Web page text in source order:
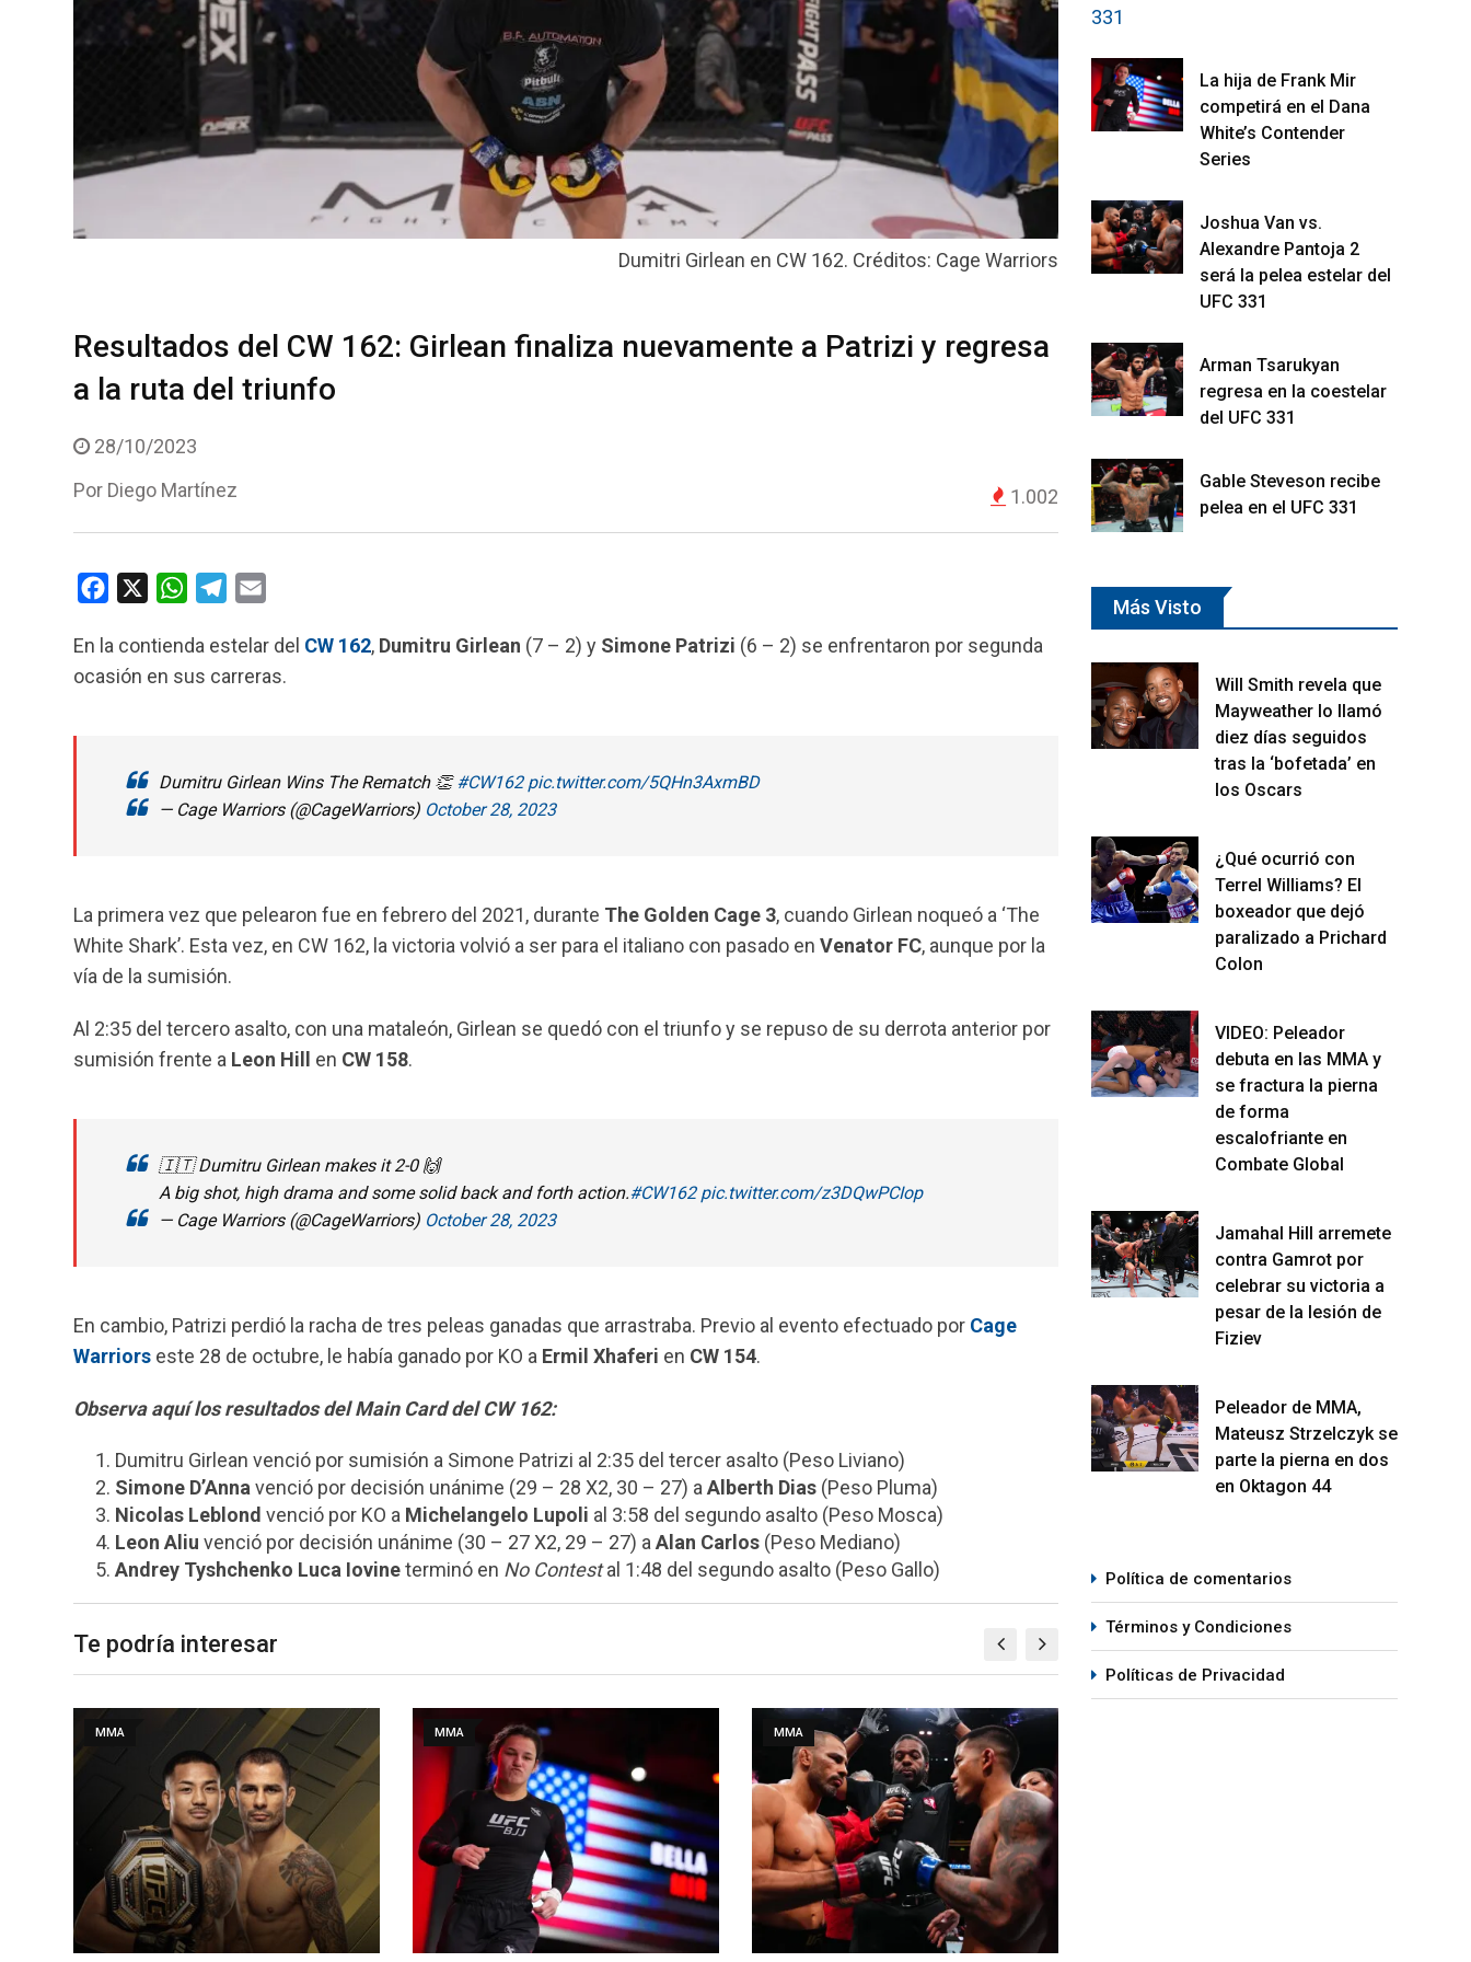
Dumitri Girlean en CW 162. Créditos: Cage Warriors
Resultados del CW 162: Girlean finaliza nuevamente a Patrizi y regresa
a la ruta del triunfo
28/10/2023
Por Diego Martínez 1.002
c
e
W
a
t
p
l
e
a
m
a
i
En la contienda estelar del CW 162, Dumitru Girlean (7 – 2) y Simone Patrizi (6 – 2) se enfrentaron por segunda
ocasión en sus carreras.
Dumitru Girlean Wins The Rematch 👏#CW162 pic.twitter.com/5QHn3AxmBD
— Cage Warriors (@CageWarriors) October 28, 2023
La primera vez que pelearon fue en febrero del 2021, durante The Golden Cage 3, cuando Girlean noqueó a ‘The
White Shark’. Esta vez, en CW 162, la victoria volvió a ser para el italiano con pasado en Venator FC, aunque por la
vía de la sumisión.
Al 2:35 del tercero asalto, con una mataleón, Girlean se quedó con el triunfo y se repuso de su derrota anterior por
sumisión frente a Leon Hill en CW 158.
🇮🇹 Dumitru Girlean makes it 2-0 🙌
A big shot, high drama and some solid back and forth action.#CW162 pic.twitter.com/z3DQwPCIop
— Cage Warriors (@CageWarriors) October 28, 2023
En cambio, Patrizi perdió la racha de tres peleas ganadas que arrastraba. Previo al evento efectuado por Cage
Warriors este 28 de octubre, le había ganado por KO a Ermil Xhaferi en CW 154.
Observa aquí los resultados del Main Card del CW 162:
Dumitru Girlean venció por sumisión a Simone Patrizi al 2:35 del tercer asalto (Peso Liviano)
Simone D’Anna venció por decisión unánime (29 – 28 X2, 30 – 27) a Alberth Dias (Peso Pluma)
Nicolas Leblond venció por KO a Michelangelo Lupoli al 3:58 del segundo asalto (Peso Mosca)
Leon Aliu venció por decisión unánime (30 – 27 X2, 29 – 27) a Alan Carlos (Peso Mediano)
Andrey Tyshchenko Luca Iovineterminó en No Contestal 1:48 del segundo asalto (Peso Gallo)
Te podría interesar
MMA MMA MMA
La hija de Frank Mir
competirá en el Dana
White’s Contender
Series
Joshua Van vs.
Alexandre Pantoja 2
será la pelea estelar del
UFC 331
Arman Tsarukyan
regresa en la coestelar
del UFC 331
Gable Steveson recibe
pelea en el UFC 331
Más Visto
Will Smith revela que
Mayweather lo llamó
diez días seguidos
tras la ‘bofetada’ en
los Oscars
¿Qué ocurrió con
Terrel Williams? El
boxeador que dejó
paralizado a Prichard
Colon
VIDEO: Peleador
debuta en las MMA y
se fractura la pierna
de forma
escalofriante en
Combate Global
Jamahal Hill arremete
contra Gamrot por
celebrar su victoria a
pesar de la lesión de
Fiziev
Peleador de MMA,
Mateusz Strzelczyk se
parte la pierna en dos
en Oktagon 44
Política de comentarios
Términos y Condiciones
Políticas de Privacidad